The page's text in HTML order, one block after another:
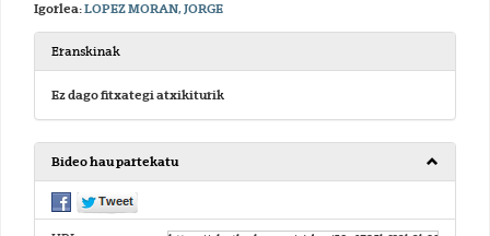
Igorlea:LOPEZ MORAN, JORGE
Eranskinak
Ez dago fitxategi atxikiturik
Bideo hau partekatu